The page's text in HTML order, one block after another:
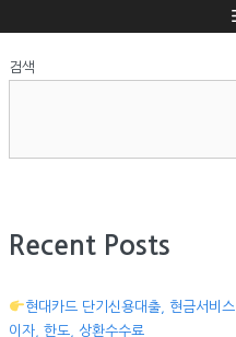
검색
Recent Posts
현대카드 단기신용대출, 현금서비스
이자, 한도, 상환수수료